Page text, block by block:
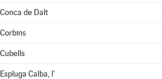
Conca de Dalt
Corbins
Cubells
Espluga Calba, l'